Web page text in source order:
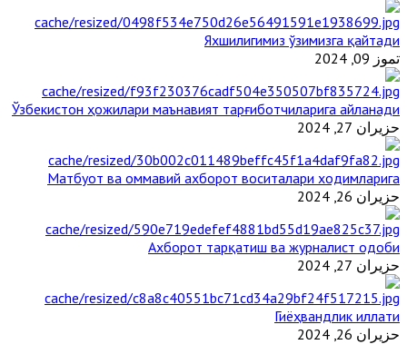
Яхшилигимиз ўзимизга қайтади
تموز 09, 2024
Ўзбекистон ҳожилари маънавият тарғиботчиларига айланади
حزيران 27, 2024
Матбуот ва оммавий ахборот воситалари ходимларига
حزيران 26, 2024
Ахборот тарқатиш ва журналист одоби
حزيران 27, 2024
Гиёҳвандлик иллати
حزيران 26, 2024